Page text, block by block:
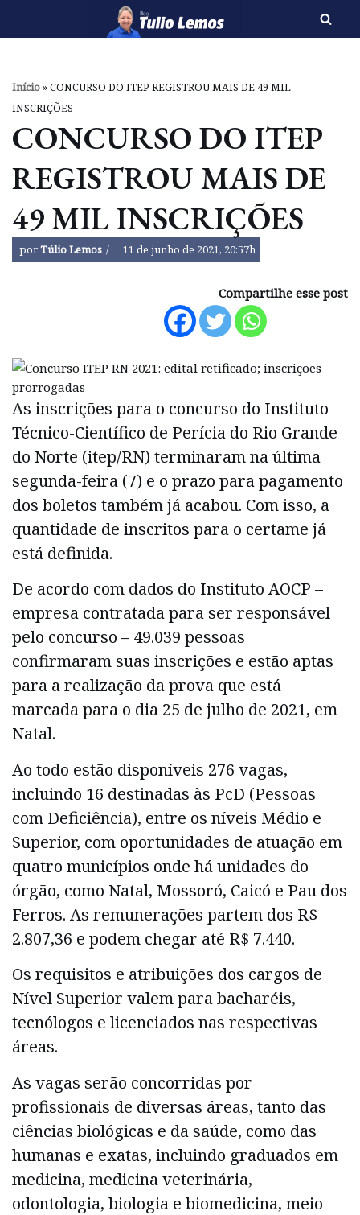
o
conteúdo
Início»CONCURSO DO ITEP REGISTROU MAIS DE 49 MIL
INSCRIÇÕES
CONCURSO DO ITEP
REGISTROU MAIS DE
49 MIL INSCRIÇÕES
porTúlio Lemos 11 de junho de 2021, 20:57h
Compartilhe esse post
As inscrições para o concurso do Instituto
Técnico-Científico de Perícia do Rio Grande
do Norte (itep/RN) terminaram na última
segunda-feira (7) e o prazo para pagamento
dos boletos também já acabou. Com isso, a
quantidade de inscritos para o certame já
está definida.
De acordo com dados do Instituto AOCP –
empresa contratada para ser responsável
pelo concurso – 49.039 pessoas
confirmaram suas inscrições e estão aptas
para a realização da prova que está
marcada para o dia 25 de julho de 2021, em
Natal.
Ao todo estão disponíveis 276 vagas,
incluindo 16 destinadas às PcD (Pessoas
com Deficiência), entre os níveis Médio e
Superior, com oportunidades de atuação em
quatro municípios onde há unidades do
órgão, como Natal, Mossoró, Caicó e Pau dos
Ferros. As remunerações partem dos R$
2.807,36 e podem chegar até R$ 7.440.
Os requisitos e atribuições dos cargos de
Nível Superior valem para bacharéis,
tecnólogos e licenciados nas respectivas
áreas.
As vagas serão concorridas por
profissionais de diversas áreas, tanto das
ciências biológicas e da saúde, como das
humanas e exatas, incluindo graduados em
medicina, medicina veterinária,
odontologia, biologia e biomedicina, meio